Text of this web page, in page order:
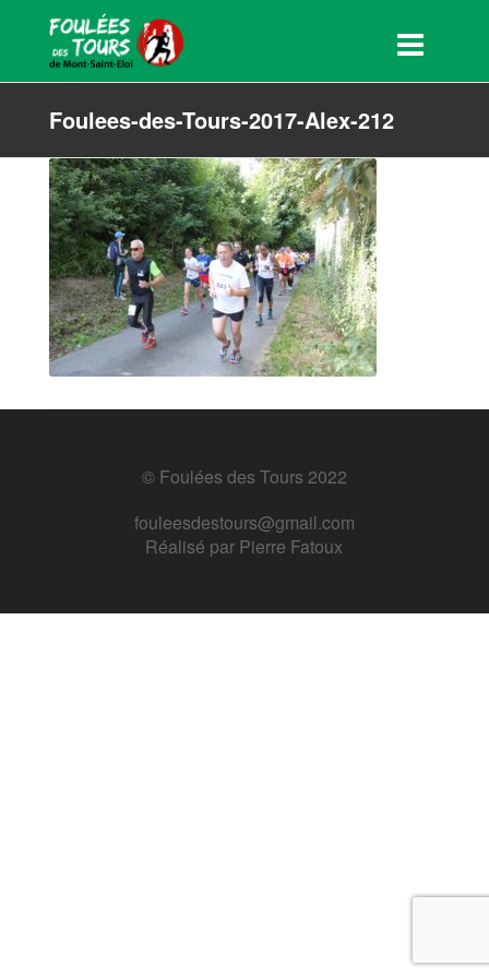
Foulees-des-Tours-2017-Alex-212
© Foulées des Tours 2022
fouleesdestours@gmail.com
Réalisé par Pierre Fatoux